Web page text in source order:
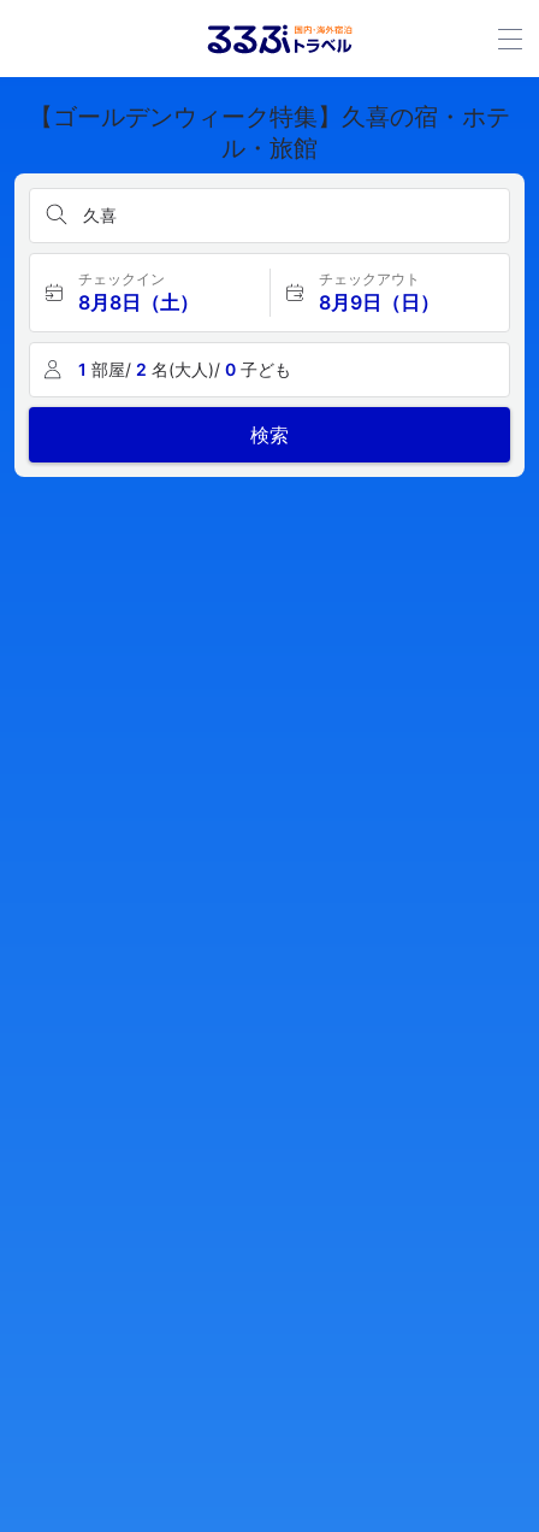
【ゴールデンウィーク特集】久喜の宿・ホテ
ル・旅館
久喜
チェックイン
8月8日（土）
チェックアウト
8月9日（日）
1 部屋/ 2 名(大人)/ 0 子ども
検索